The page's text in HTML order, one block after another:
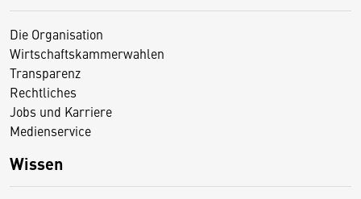
Die Organisation
Wirtschaftskammerwahlen
Transparenz
Rechtliches
Jobs und Karriere
Medienservice
Wissen